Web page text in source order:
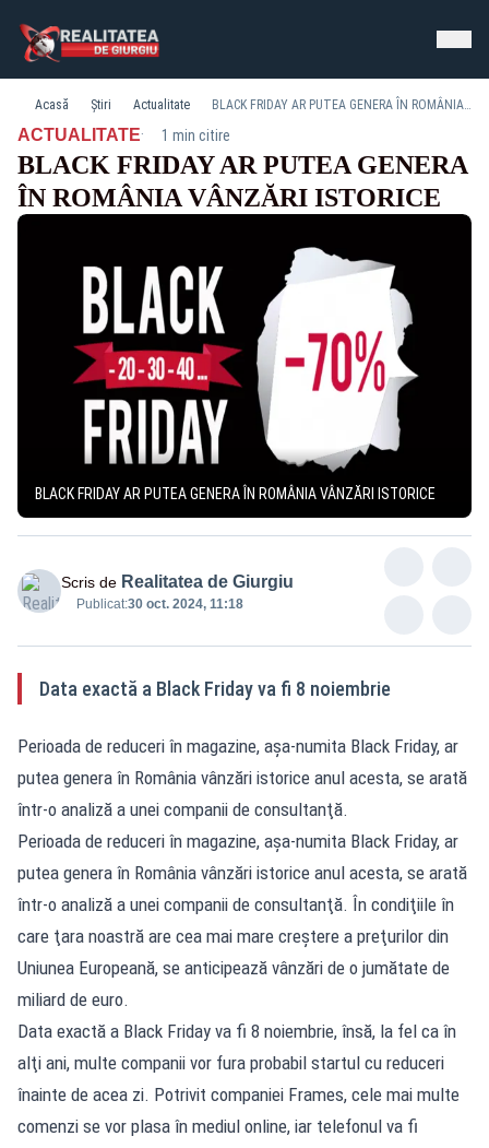
Acasă Știri Actualitate BLACK FRIDAY AR PUTEA GENERA ÎN ROMÂNIA VÂNZĂRI ISTORICE
ACTUALITATE· 1 min citire
BLACK FRIDAY AR PUTEA GENERA
ÎN ROMÂNIA VÂNZĂRI ISTORICE
BLACK FRIDAY AR PUTEA GENERA ÎN ROMÂNIA VÂNZĂRI ISTORICE
Scris de Realitatea de Giurgiu
Publicat:30 oct. 2024, 11:18
Data exactă a Black Friday va fi 8 noiembrie
Perioada de reduceri în magazine, aşa-numita Black Friday, ar
putea genera în România vânzări istorice anul acesta, se arată
într-o analiză a unei companii de consultanţă.
Perioada de reduceri în magazine, aşa-numita Black Friday, ar
putea genera în România vânzări istorice anul acesta, se arată
într-o analiză a unei companii de consultanţă. În condiţiile în
care ţara noastră are cea mai mare creştere a preţurilor din
Uniunea Europeană, se anticipează vânzări de o jumătate de
miliard de euro.
Data exactă a Black Friday va fi 8 noiembrie, însă, la fel ca în
alţi ani, multe companii vor fura probabil startul cu reduceri
înainte de acea zi. Potrivit companiei Frames, cele mai multe
comenzi se vor plasa în mediul online, iar telefonul va fi